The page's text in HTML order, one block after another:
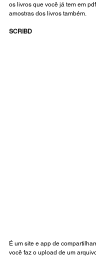
os livros que você já tem em
amostras dos livros também.
SCRIBD
É um site e app de
você faz o upload de um